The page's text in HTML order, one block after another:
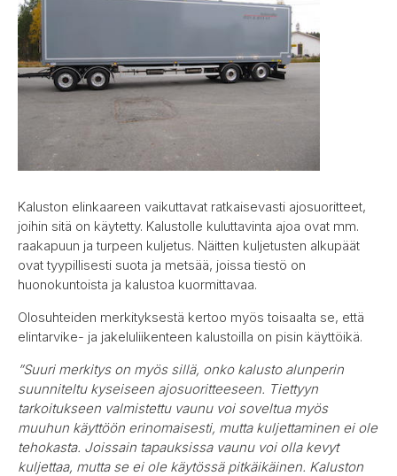
Kaluston elinkaareen vaikuttavat ratkaisevasti ajosuoritteet,
joihin sitä on käytetty. Kalustolle kuluttavinta ajoa ovat mm.
raakapuun ja turpeen kuljetus. Näitten kuljetusten alkupäät
ovat tyypillisesti suota ja metsää, joissa tiestö on
huonokuntoista ja kalustoa kuormittavaa.
Olosuhteiden merkityksestä kertoo myös toisaalta se, että
elintarvike- ja jakeluliikenteen kalustoilla on pisin käyttöikä.
”Suuri merkitys on myös sillä, onko kalusto alunperin
suunniteltu kyseiseen ajosuoritteeseen. Tiettyyn
tarkoitukseen valmistettu vaunu voi soveltua myös
muuhun käyttöön erinomaisesti, mutta kuljettaminen ei ole
tehokasta. Joissain tapauksissa vaunu voi olla kevyt
kuljettaa, mutta se ei ole käytössä pitkäikäinen. Kaluston